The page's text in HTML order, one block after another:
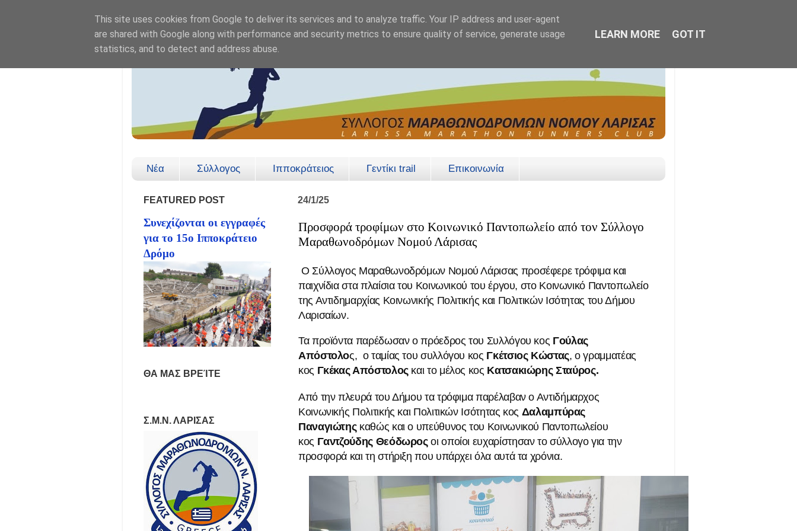
Νέα Σύλλογος Ιπποκράτειος Γεντίκι trail Επικοινωνία
24/1/25
Προσφορά τροφίμων στο Κοινωνικό Παντοπωλείο από τον Σύλλογο
Μαραθωνοδρόμων Νομού Λάρισας
Ο Σύλλογος Μαραθωνοδρόμων Νομού Λάρισας προσέφερε τρόφιμα και
παιχνίδια στα πλαίσια του Κοινωνικού του έργου, στο Κοινωνικό Παντοπωλείο
της Αντιδημαρχίας Κοινωνικής Πολιτικής και Πολιτικών Ισότητας του Δήμου
Λαρισαίων.
Τα προϊόντα παρέδωσαν ο πρόεδρος του Συλλόγου κος Γούλας
Απόστολος, ο ταμίας του συλλόγου κος Γκέτσιος Κώστας, ο γραμματέας
κος Γκέκας Απόστολος και το μέλος κος Κατσακιώρης Σταύρος.
Από την πλευρά του Δήμου τα τρόφιμα παρέλαβαν ο Αντιδήμαρχος
Κοινωνικής Πολιτικής και Πολιτικών Ισότητας κος Δαλαμπύρας
Παναγιώτηςκαθώς και ο υπεύθυνος του Κοινωνικού Παντοπωλείου
κος Γαντζούδης Θεόδωροςοι οποίοι ευχαρίστησαν το σύλλογο για την
προσφορά και τη στήριξη που υπάρχει όλα αυτά τα χρόνια.
FEATURED POST
Συνεχίζονται οι εγγραφές
για το 15ο Ιπποκράτειο
Δρόμο
ΘΑ ΜΑΣ ΒΡΕΊΤΕ
Σ.Μ.Ν. ΛΑΡΙΣΑΣ
This site uses cookies from Google to deliver its services and to analyze traffic. Your IP address and user-agent
are shared with Google along with performance and security metrics to ensure quality of service, generate usage
statistics, and to detect and address abuse.
LEARN MORE GOT IT